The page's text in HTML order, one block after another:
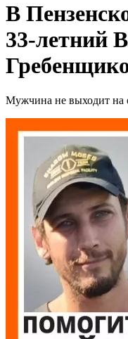
В
33-летний
Мужчина не выходит на